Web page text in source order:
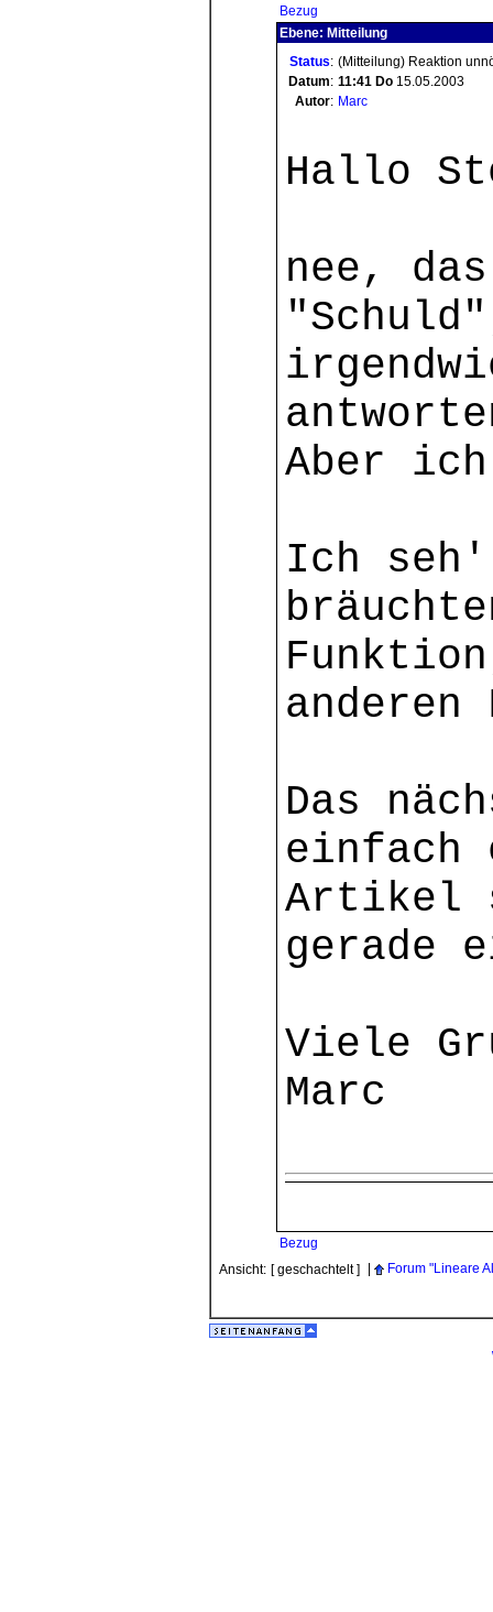
Bezug
Ebene: Mitteilung
Status: (Mitteilung) Reaktion
Datum: 11:41 Do 15.05.2003
Autor: Marc
Hallo
nee,
Aber
Ich seh'
Das
einfach
Artikel
gerade
Viele
Marc
Bezug
Ansicht: [ geschachtelt ] Forum "Lineare